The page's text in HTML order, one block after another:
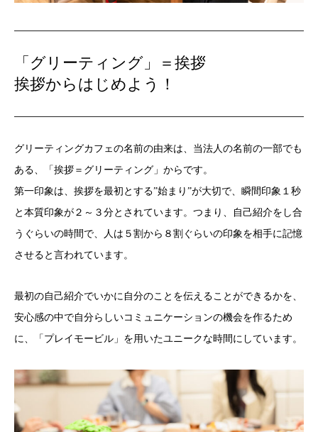
「グリーティング」＝挨拶
挨拶からはじめよう！
グリーティングカフェの名前の由来は、当法人の名前の一部でも
ある、「挨拶＝グリーティング」からです。
第一印象は、挨拶を最初とする”始まり”が大切で、瞬間印象１秒
と本質印象が２～３分とされています。つまり、自己紹介をし合
うぐらいの時間で、人は５割から８割ぐらいの印象を相手に記憶
させると言われています。
最初の自己紹介でいかに自分のことを伝えることができるかを、
安心感の中で自分らしいコミュニケーションの機会を作るため
に、「プレイモービル」を用いたユニークな時間にしています。